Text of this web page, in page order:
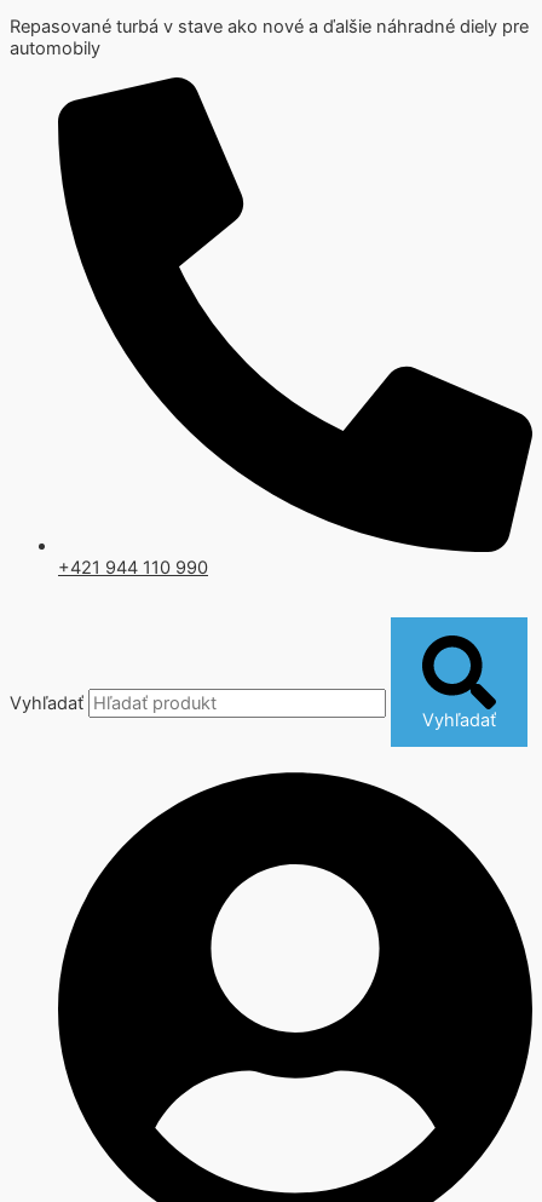
Repasované turbá v stave ako nové a ďalšie náhradné diely pre
automobily
+421 944 110 990
Vyhľadať
Vyhľadať